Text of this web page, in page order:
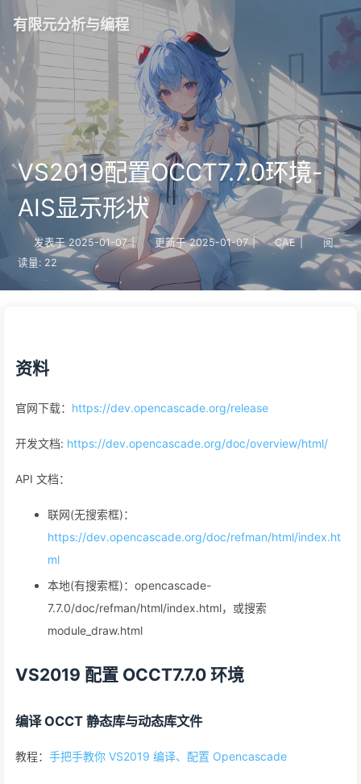
有限元分析与编程
VS2019配置OCCT7.7.0环境-
AIS显示形状
发表于 2025-01-07 | 更新于 2025-01-07 | CAE
阅
读量: 22
资料
官网下载： https://dev.opencascade.org/release
开发文档: https://dev.opencascade.org/doc/overview/html/
API 文档：
联网(无搜索框)：
https://dev.opencascade.org/doc/refman/html/index.ht
ml
本地(有搜索框)：opencascade-
7.7.0/doc/refman/html/index.html，或搜索
module_draw.html
VS2019 配置 OCCT7.7.0 环境
编译 OCCT 静态库与动态库文件
教程： 手把手教你 VS2019 编译、配置 Opencascade